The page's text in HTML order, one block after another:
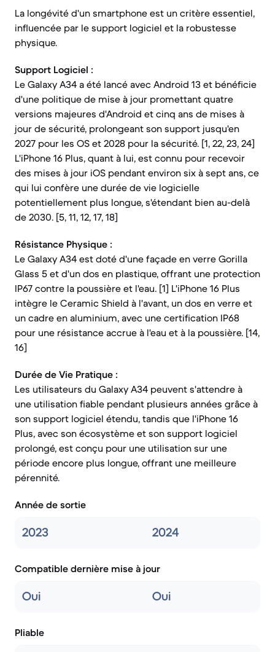
La longévité d'un smartphone est un critère essentiel,
influencée par le support logiciel et la robustesse
physique.
Support Logiciel :
Le Galaxy A34 a été lancé avec Android 13 et bénéficie
d'une politique de mise à jour promettant quatre
versions majeures d'Android et cinq ans de mises à
jour de sécurité, prolongeant son support jusqu'en
2027 pour les OS et 2028 pour la sécurité. [1, 22, 23, 24]
L'iPhone 16 Plus, quant à lui, est connu pour recevoir
des mises à jour iOS pendant environ six à sept ans, ce
qui lui confère une durée de vie logicielle
potentiellement plus longue, s'étendant bien au-delà
de 2030. [5, 11, 12, 17, 18]
Résistance Physique :
Le Galaxy A34 est doté d'une façade en verre Gorilla
Glass 5 et d'un dos en plastique, offrant une protection
IP67 contre la poussière et l'eau. [1] L'iPhone 16 Plus
intègre le Ceramic Shield à l'avant, un dos en verre et
un cadre en aluminium, avec une certification IP68
pour une résistance accrue à l'eau et à la poussière. [14,
16]
Durée de Vie Pratique :
Les utilisateurs du Galaxy A34 peuvent s'attendre à
une utilisation fiable pendant plusieurs années grâce à
son support logiciel étendu, tandis que l'iPhone 16
Plus, avec son écosystème et son support logiciel
prolongé, est conçu pour une utilisation sur une
période encore plus longue, offrant une meilleure
pérennité.
Année de sortie
2023 2024
Compatible dernière mise à jour
Oui Oui
Pliable